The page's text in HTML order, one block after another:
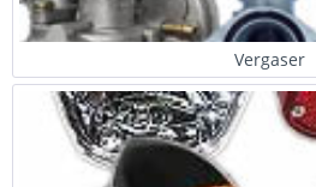
Vergaser